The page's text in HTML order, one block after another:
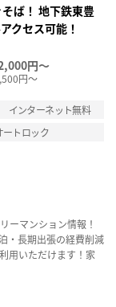
そば！ 地下鉄東豊
クセス可能！
円～
円～
インターネット無料
ートロック
ーマンション情報！
・長期出張の経費削減
用いただけます！家